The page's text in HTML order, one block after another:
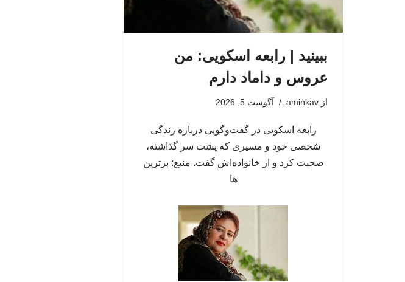
ببینید | رابعه اسکویی: من
عروس و داماد دارم
از aminkav آگوست 5, 2026
رابعه اسکویی در گفت‌وگویی درباره زندگی
شخصی خود و مسیری که پشت سر گذاشته،
صحبت کرد و از خانواده‌اش گفت. منبع: برترین
ها